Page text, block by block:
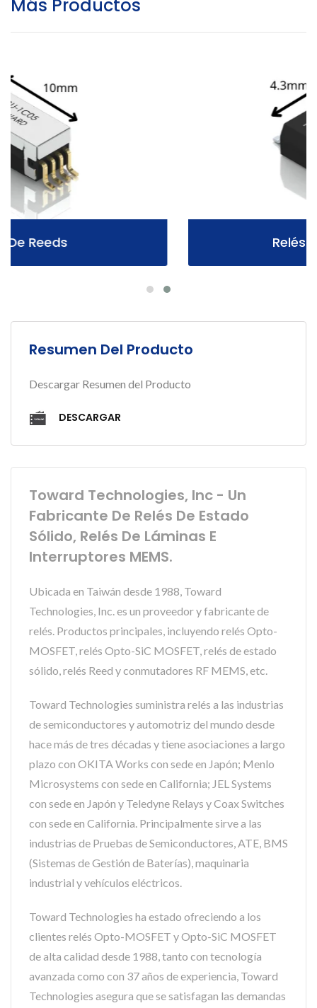
Más Productos
Resumen Del Producto
Descargar Resumen del Producto
DESCARGAR
Toward Technologies, Inc - Un
Fabricante De Relés De Estado
Sólido, Relés De Láminas E
Interruptores MEMS.
Ubicada en Taiwán desde 1988, Toward
Technologies, Inc. es un proveedor y fabricante de
relés. Productos principales, incluyendo relés Opto-
MOSFET, relés Opto-SiC MOSFET, relés de estado
sólido, relés Reed y conmutadores RF MEMS, etc.
Toward Technologies suministra relés a las industrias
de semiconductores y automotriz del mundo desde
hace más de tres décadas y tiene asociaciones a largo
plazo con OKITA Works con sede en Japón; Menlo
Microsystems con sede en California; JEL Systems
con sede en Japón y Teledyne Relays y Coax Switches
con sede en California. Principalmente sirve a las
industrias de Pruebas de Semiconductores, ATE, BMS
(Sistemas de Gestión de Baterías), maquinaria
industrial y vehículos eléctricos.
Toward Technologies ha estado ofreciendo a los
clientes relés Opto-MOSFET y Opto-SiC MOSFET
de alta calidad desde 1988, tanto con tecnología
avanzada como con 37 años de experiencia, Toward
Technologies asegura que se satisfagan las demandas